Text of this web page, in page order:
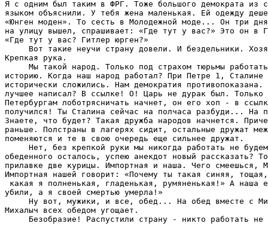
Я с одним был таким в ФРГ. Тоже большого демократа из
языком объяснили. У тебя жена маленькая. Ей одежду
«Юнген моден». То сесть в Молодежной моде... Он три
на улицу вышел, спрашивает: «Где тут у вас?» Это он в
«Где тут у вас? Гитлер юрген?»
Вот такие неучи страну довели. И бездельники.
Крепкая рука.
Мы такой народ. Только под страхом тюрьмы
историю. Когда наш народ работал? При Петре 1,
исторически сложились. Нам демократия
лучшее написал? В ссылке! О! Царь не дурак был. Только
Петербургам лоботрясничать начнет, он его хоп - в
получился! Ты Сталина сейчас на полчаса разбуди... На
Знаете, что будет? Такая дружба народов начнется.
раньше. Полстраны в лагерях сидит, остальные дружат
поменяются и те в свою очередь еще сильнее дружат.
Нет, без крепкой руки мы никогда работать не
обеденного осталось, успею анекдот новый рассказать?
прилавке две курицы. Импортная и наша. Чего
Импортная нашей говорит: «Почему ты такая синяя,
какая я полненькая, гладенькая, румяненькая!» А наша
убили, а я своей смертью умерла!»
Ну вот, мужики, и все, обед... На обед вместе с
Михалыч всех обедом угощает.
Безобразие! Распустили страну - никто работать не